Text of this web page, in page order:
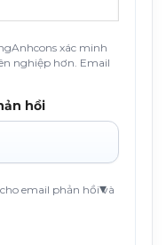
xác minh
nghiệp hơn. Email
hồi
email phản hồi và